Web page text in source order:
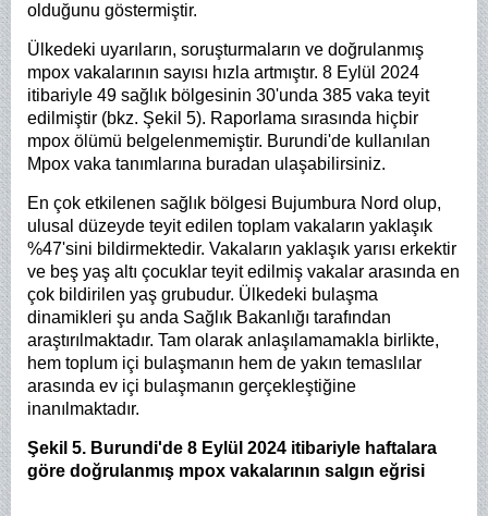
olduğunu göstermiştir.
Ülkedeki uyarıların, soruşturmaların ve doğrulanmış
mpox vakalarının sayısı hızla artmıştır. 8 Eylül 2024
itibariyle 49 sağlık bölgesinin 30'unda 385 vaka teyit
edilmiştir (bkz. Şekil 5). Raporlama sırasında hiçbir
mpox ölümü belgelenmemiştir. Burundi'de kullanılan
Mpox vaka tanımlarına buradan ulaşabilirsiniz.
En çok etkilenen sağlık bölgesi Bujumbura Nord olup,
ulusal düzeyde teyit edilen toplam vakaların yaklaşık
%47'sini bildirmektedir. Vakaların yaklaşık yarısı erkektir
ve beş yaş altı çocuklar teyit edilmiş vakalar arasında en
çok bildirilen yaş grubudur. Ülkedeki bulaşma
dinamikleri şu anda Sağlık Bakanlığı tarafından
araştırılmaktadır. Tam olarak anlaşılamamakla birlikte,
hem toplum içi bulaşmanın hem de yakın temaslılar
arasında ev içi bulaşmanın gerçekleştiğine
inanılmaktadır.
Şekil 5. Burundi'de 8 Eylül 2024 itibariyle haftalara
göre doğrulanmış mpox vakalarının salgın eğrisi